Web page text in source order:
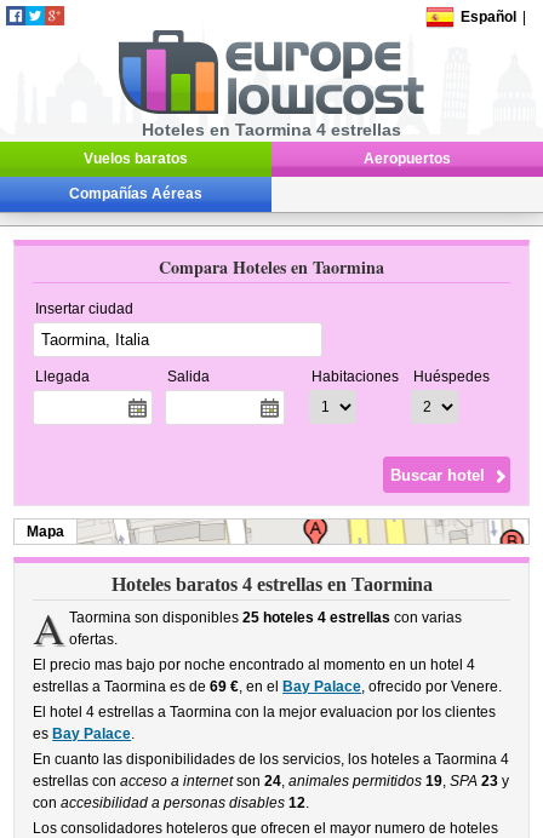
Español
Hoteles en Taormina 4 estrellas
Vuelos baratos Aeropuertos
Compañías Aéreas
Compara Hoteles en Taormina
Insertar ciudad
Llegada Salida Habitaciones Huéspedes
Mapa
Hoteles baratos 4 estrellas en Taormina
A Taormina son disponibles 25 hoteles 4 estrellas con varias
ofertas.
El precio mas bajo por noche encontrado al momento en un hotel 4
estrellas a Taormina es de69 €, en el Bay Palace, ofrecido por Venere.
El hotel 4 estrellas a Taormina con la mejor evaluacion por los clientes
es Bay Palace.
En cuanto las disponibilidades de los servicios, los hoteles a Taormina 4
estrellas conacceso a internetson24,animales permitidos 19,SPA 23 y
conaccesibilidad a personas disables 12.
Los consolidadores hoteleros que ofrecen el mayor numero de hoteles